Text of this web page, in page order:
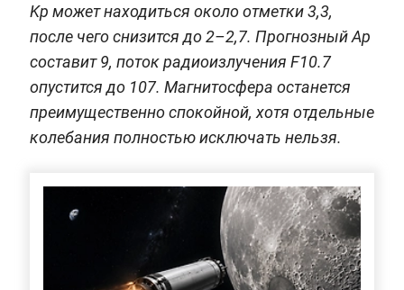
Kp может находиться около отметки 3,3,
после чего снизится до 2–2,7. Прогнозный Ap
составит 9, поток радиоизлучения F10.7
опустится до 107. Магнитосфера останется
преимущественно спокойной, хотя отдельные
колебания полностью исключать нельзя.